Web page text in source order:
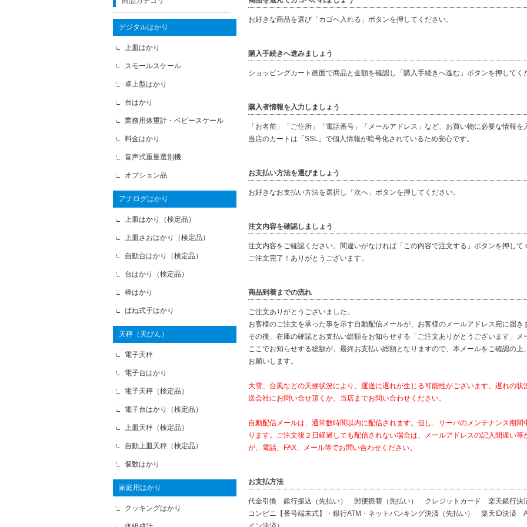
お好きな商品を選び「カゴへ入れる」ボタンを押してください。
購入手続きへ進みましょう
ショッピングカート画面で商品と金額を確認し「購入手続きへ進む」ボタンを押してく
購入者情報を入力しましょう
「お名前」「ご住所」「電話番号」「メールアドレス」など、お買い物に必要な情報を
当店のカートは「SSL」で個人情報が暗号化されているため安心です。
お支払い方法を選びましょう
お好きなお支払い方法を選択し「次へ」ボタンを押してください。
注文内容を確認しましょう
注文内容をご確認ください。間違いがなければ「この内容で注文する」ボタンを押して
ご注文完了！ありがとうございます。
商品到着までの流れ
ご注文ありがとうございました。
お客様のご注文を承った事を示す自動配信メールが、お客様のメールアドレス宛に届き
その後、在庫の確認とお支払い総額をお知らせする「ご注文ありがとうございます」メ
ここでお知らせする総額が、最終お支払い総額となりますので、本メールをご確認の上
お願いします。
大雪、台風などの天候状況により、運送に遅れが生じる可能性がございます。遅れの
送会社にお問い合せ頂くか、当店までお問い合わせください。
自動配信メールは、通常数時間以内に配信されます。但し、サーバのメンテナンス期
ります。ご注文後２日経過しても配信されない場合は、メールアドレスの記入間違い
が、電話、FAX、メール等でお問い合わせください。
お支払方法
代金引換 銀行振込（先払い） 郵便振替（先払い） クレジットカード 楽天銀行
コンビニ【番号端末式】・銀行ATM・ネットバンキング決済（先払い） 楽天ID決
デジタルはかり
上皿はかり
スモールスケール
卓上型はかり
台はかり
業務用体重計・ベビースケール
料金はかり
音声式重量選別機
オプション品
アナログはかり
上皿はかり（検定品）
上皿さおはかり（検定品）
自動台はかり（検定品）
台はかり（検定品）
棒はかり
ばね式手はかり
天秤（天びん）
電子天秤
電子台はかり
電子天秤（検定品）
電子台はかり（検定品）
上皿天秤（検定品）
自動上皿天秤（検定品）
個数はかり
家庭用はかり
クッキングはかり